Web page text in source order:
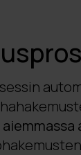
aiemmassa